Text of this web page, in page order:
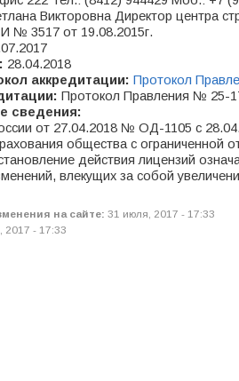
Викторовна Директор центра
№ 3517 от 19.08.2015г.
28.04.2018
аккредитации: Протокол
Протокол Правления № 25-
сведения:
от 27.04.2018 № ОД-1105 с
общества с ограниченной
действия лицензий
влекущих за собой
на сайте: 31 июля, 2017 - 17:33
2017 - 17:33